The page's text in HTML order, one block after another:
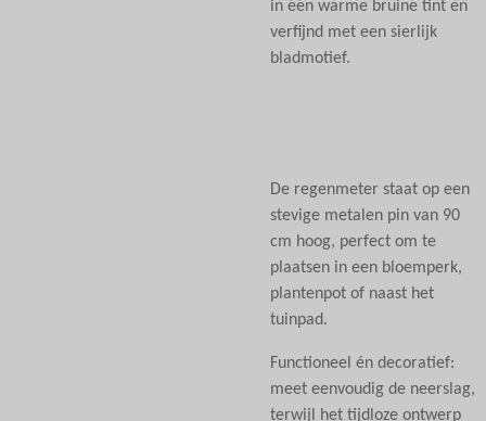
in een warme bruine tint en
verfijnd met een sierlijk
bladmotief.
De regenmeter staat op een
stevige metalen pin van 90
cm hoog, perfect om te
plaatsen in een bloemperk,
plantenpot of naast het
tuinpad.
Functioneel én decoratief:
meet eenvoudig de neerslag,
terwijl het tijdloze ontwerp